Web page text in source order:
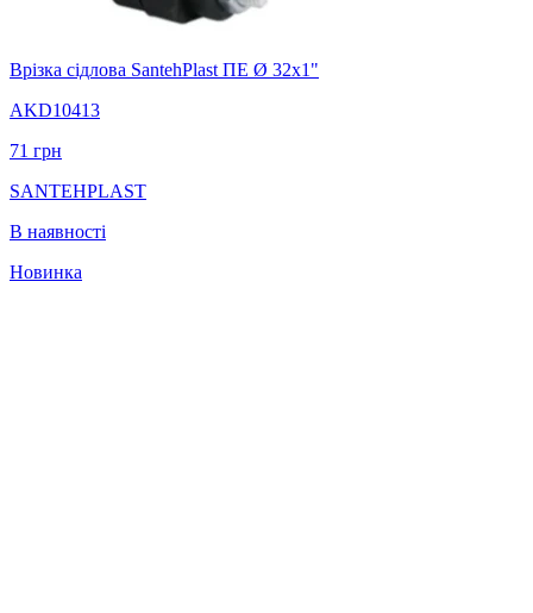
Врізка сідлова SantehPlast ПЕ Ø 32x1"
AKD10413
71 грн
SANTEHPLAST
В наявності
Новинка